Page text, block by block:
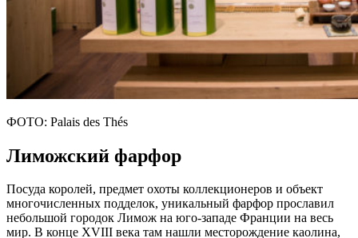
ФОТО: Palais des Thés
Лиможский фарфор
Посуда королей, предмет охоты коллекционеров и объект
многочисленных подделок, уникальный фарфор прославил
небольшой городок Лимож на юго-западе Франции на весь
мир. В конце XVIII века там нашли месторождение каолина,